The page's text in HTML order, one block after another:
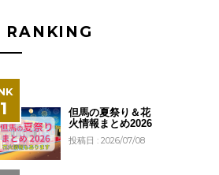
RANKING
但馬の夏祭り＆花
火情報まとめ2026
投稿日 : 2026/07/08